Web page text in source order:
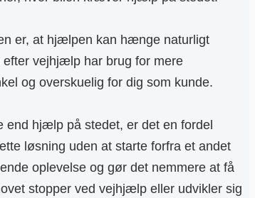
er, at hjælpen kan hænge naturligt
vejhjælp har brug for mere
og overskuelig for dig som kunde.
hjælp på stedet, er det en fordel
løsning uden at starte forfra et andet
oplevelse og gør det nemmere at få
stopper ved vejhjælp eller udvikler sig